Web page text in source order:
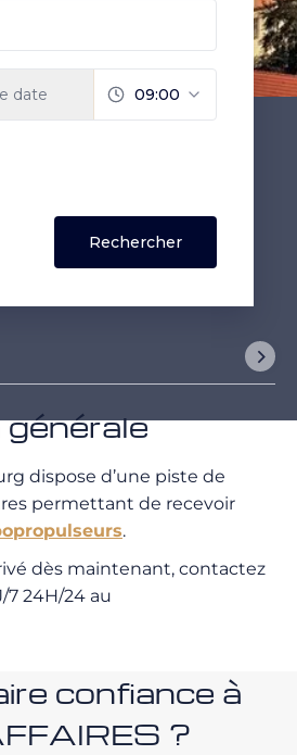
dispose d’une piste de
permettant de recevoir
.
dès maintenant, contactez
7 24H/24 au
confiance à
?